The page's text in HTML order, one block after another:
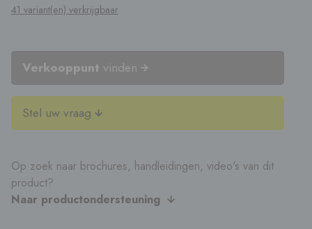
41 variant(en) verkrijgbaar
Verkooppunt vinden
Stel uw vraag
Op zoek naar brochures, handleidingen, video's van dit
product?
Naar productondersteuning